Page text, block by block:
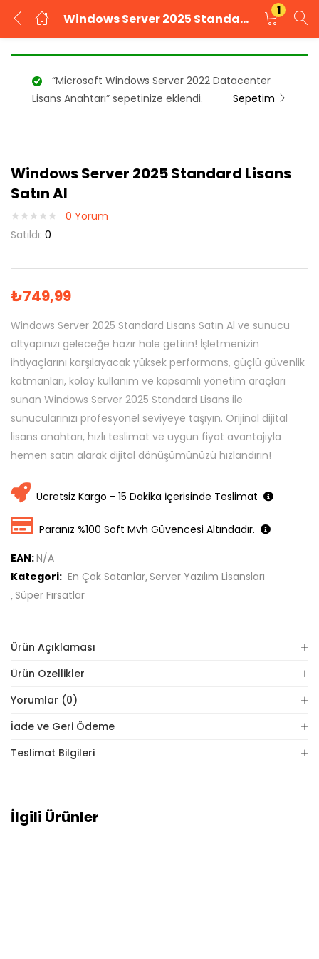
Windows Server 2025 Standard Lisans Satın Al
1
GIRIŞ YAP
KAYIT OL
Kullanıcı adınızı ve şifrenizi girin.
Beni Hatırla
“Microsoft Windows Server 2022 Datacenter
Lisans Anahtarı” sepetinize eklendi.
Sepetim
Windows Server 2025 Standard Lisans
Satın Al
0 Yorum
Satıldı: 0
₺749,99
Windows Server 2025 Standard Lisans Satın Al ve sunucu
altyapınızı geleceğe hazır hale getirin! İşletmenizin
ihtiyaçlarını karşılayacak yüksek performans, güçlü güvenlik
katmanları, kolay kullanım ve kapsamlı yönetim araçları
sunan Windows Server 2025 Standard Lisans ile
sunucularınızı profesyonel seviyeye taşıyın. Orijinal dijital
lisans anahtarı, hızlı teslimat ve uygun fiyat avantajıyla
hemen satın alarak dijital dönüşümünüzü hızlandırın!
Ücretsiz Kargo - 15 Dakika İçerisinde Teslimat
Paranız %100 Soft Mvh Güvencesi Altındadır.
EAN:N/A
Kategori: En Çok Satanlar Server Yazılım Lisansları
Süper Fırsatlar
Ürün Açıklaması
Ürün Özellikler
Yorumlar (0)
İade ve Geri Ödeme
Teslimat Bilgileri
İlgili Ürünler